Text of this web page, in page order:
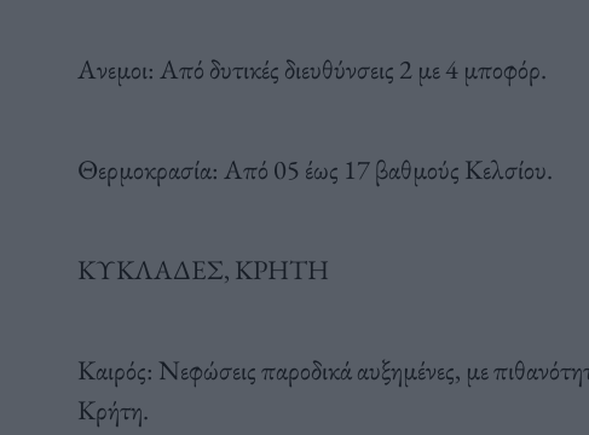
Ανεμοι: Από δυτικές διευθύνσεις 2 με 4 μποφόρ.
Θερμοκρασία: Από 05 έως 17 βαθμούς Κελσίου.
ΚΥΚΛΑΔΕΣ, ΚΡΗΤΗ
Καιρός: Νεφώσεις παροδικά αυξημένες, με
Κρήτη.